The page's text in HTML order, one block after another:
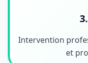
Intervention
et